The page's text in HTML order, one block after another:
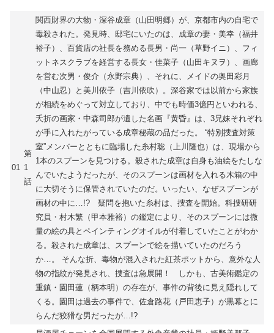
01
第
1
話
関西財界の大物・深谷成章（山田明郷）が、京都市内の自宅で
毒殺された。発見時、邸宅にいたのは、成章の妻・美幸（福井
裕子）、百貨店の社長を務める長男・尚一（草野イニ）、フィ
ットネスクラブを経営する長女・佳菜子（山田キヌヲ）、画廊
を営む次男・俊介（永野宗典）、それに、メイドの奥田彩月
（中山忍）と美川依子（吉川依吹）。深谷家では以前から家族
が相続をめぐって対立しており、中でも時価3億円といわれる、
夭折の画家・中森司郎が遺した名画『黄昏』は、3兄妹それぞれ
が手に入れたがっている成章秘蔵の品だった。 “特別捜査対策
室”メンバーとともに臨場した糸村聡（上川隆也）は、現場から
1本のスプーンを見つける。殺された成章は自身も油絵をたしな
んでいたようだったが、そのスプーンは画材を入れる木箱の中
に大切そうに保管されていたのだ。いったい、なぜスプーンが
画材の中に…!? 疑問を抱いた糸村は、捜査を開始。科捜研研
究員・村木繁（甲本雅裕）の鑑定により、そのスプーンには微
量の絵の具とペインティングオイルが付着していたことがわか
る。殺された成章は、スプーンで絵を描いていたのだろう
か…。 そんな折、毒物が混入された紅茶ポットから、意外な人
物の指紋が発見され、捜査は急展開！ しかも、古美術鑑定の
重鎮・園田蓮（柄本明）の存在が、事件の背後に見え隠れして
くる。園田は過去の事件で、佐倉路花（戸田恵子）が黒幕とに
らんだ狡猾な男だったが…!?